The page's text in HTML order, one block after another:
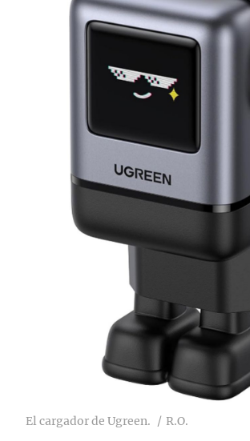
El cargador de Ugreen. R.O.